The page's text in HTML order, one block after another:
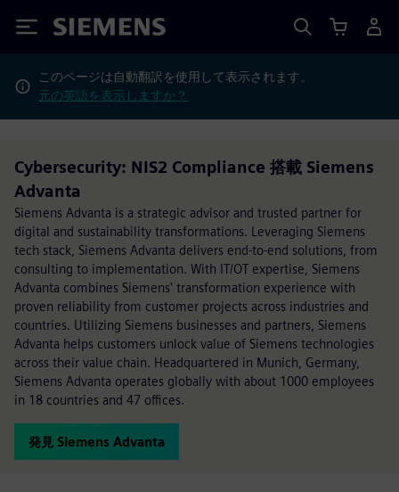
Siemens
このページは自動翻訳を使用して表示されます。
元の英語を表示しますか？
Cybersecurity: NIS2 Compliance 搭載 Siemens
Advanta
Siemens Advanta is a strategic advisor and trusted partner for
digital and sustainability transformations. Leveraging Siemens
tech stack, Siemens Advanta delivers end-to-end solutions, from
consulting to implementation. With IT/OT expertise, Siemens
Advanta combines Siemens' transformation experience with
proven reliability from customer projects across industries and
countries. Utilizing Siemens businesses and partners, Siemens
Advanta helps customers unlock value of Siemens technologies
across their value chain. Headquartered in Munich, Germany,
Siemens Advanta operates globally with about 1000 employees
in 18 countries and 47 offices.
発見 Siemens Advanta